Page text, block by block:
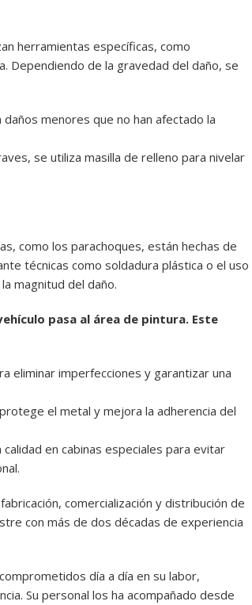
herramientas específicas, como
Dependiendo de la gravedad del daño, se
daños menores que no han afectado la
se utiliza masilla de relleno para nivelar
como los parachoques, están hechas de
técnicas como soldadura plástica o el uso
magnitud del daño.
pasa al área de pintura. Este
eliminar imperfecciones y garantizar una
el metal y mejora la adherencia del
en cabinas especiales para evitar
comercialización y distribución de
con más de dos décadas de experiencia
día a día en su labor,
Su personal los ha acompañado desde